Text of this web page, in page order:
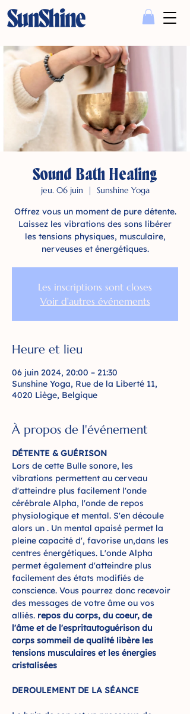
Sound Bath Healing
jeu. 06 juin
  |
Sunshine Yoga
Offrez vous un moment de pure détente.
Laissez les vibrations des sons libérer
les tensions physiques, musculaire,
nerveuses et énergétiques.
Les inscriptions sont closes
Voir d'autres événements
Heure et lieu
06 juin 2024, 20:00 – 21:30
Sunshine Yoga, Rue de la Liberté 11,
4020 Liège, Belgique
À propos de l'événement
DÉTENTE & GUÉRISON
Lors de cette Bulle sonore, les
vibrations permettent au cerveau
d'atteindre plus facilement l'onde
cérébrale Alpha, l'onde de repos
physiologique et mental. S'en découle
alors un . Un mental apaisé permet la
pleine capacité d', favorise un,dans les
centres énergétiques. L'onde Alpha
permet également d'atteindre plus
facilement des états modifiés de
conscience. Vous pourrez donc recevoir
des messages de votre âme ou vos
alliés. repos du corps, du coeur, de
l'âme et de l'espritautoguérison du
corps sommeil de qualité libère les
tensions musculaires et les énergies
cristalisées
DEROULEMENT DE LA SÉANCE